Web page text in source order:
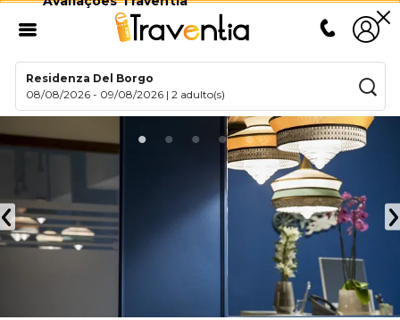
Residenza Del Borgo
08/08/2026 - 09/08/2026 |2 adulto(s)